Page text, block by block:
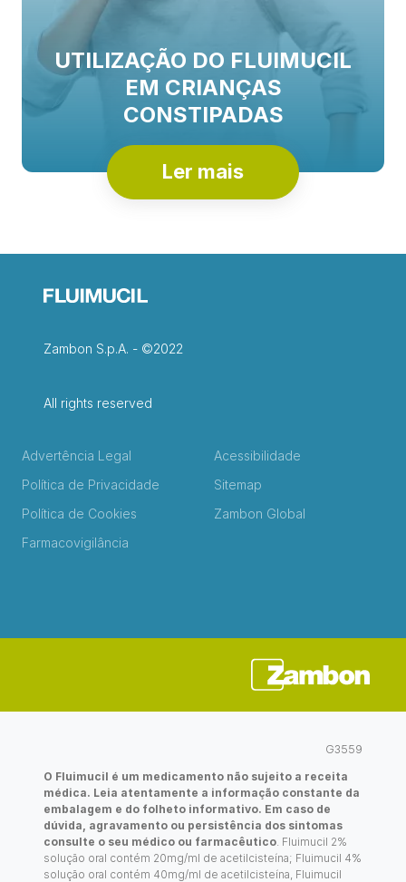
UTILIZAÇÃO DO FLUIMUCIL
EM CRIANÇAS
CONSTIPADAS
Ler mais
Zambon S.p.A. - ©2022
All rights reserved
Advertência Legal
Política de Privacidade
Política de Cookies
Farmacovigilância
Acessibilidade
Sitemap
Zambon Global
G3559
O Fluimucil é um medicamento não sujeito a receita
médica. Leia atentamente a informação constante da
embalagem e do folheto informativo. Em caso de
dúvida, agravamento ou persistência dos sintomas
consulte o seu médico ou farmacêutico . Fluimucil 2%
solução oral contém 20mg/ml de acetilcisteína; Fluimucil 4%
solução oral contém 40mg/ml de acetilcisteína, Fluimucil